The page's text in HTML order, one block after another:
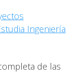
Ingeniería
de las